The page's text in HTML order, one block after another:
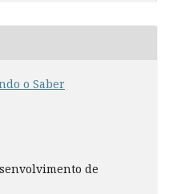
o Saber
de